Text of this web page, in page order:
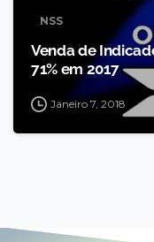
NSS
Venda de
71% em 2017
Janeiro 7, 2018